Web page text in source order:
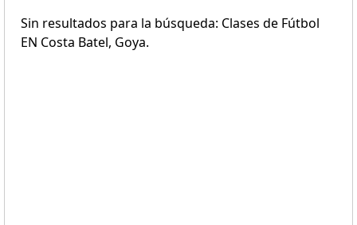
Sin resultados para la búsqueda: Clases de Fútbol
EN Costa Batel, Goya.